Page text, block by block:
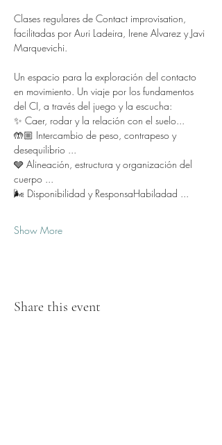
Clases regulares de Contact improvisation,
facilitadas por Auri Ladeira, Irene Alvarez y Javi
Marquevichi.
Un espacio para la exploración del contacto
en movimiento. Un viaje por los fundamentos
del CI, a través del juego y la escucha:
✨ Caer, rodar y la relación con el suelo...
🤲🏼 Intercambio de peso, contrapeso y
desequilibrio ...
🩶 Alineación, estructura y organización del
cuerpo ...
🌬️ Disponibilidad y ResponsaHabiladad ...
Show More
Share this event